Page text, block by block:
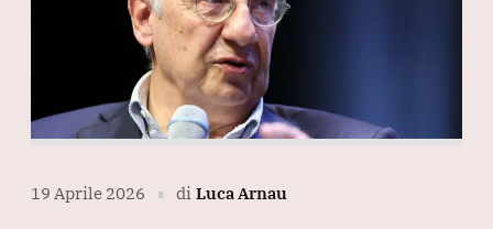
19 Aprile 2026 ∎ di Luca Arnau